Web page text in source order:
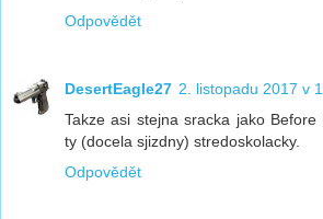
Odpovědět
DesertEagle27 2. listopadu 2017 v
Takze asi stejna sracka jako
ty (docela sjizdny) stredoskolacky.
Odpovědět